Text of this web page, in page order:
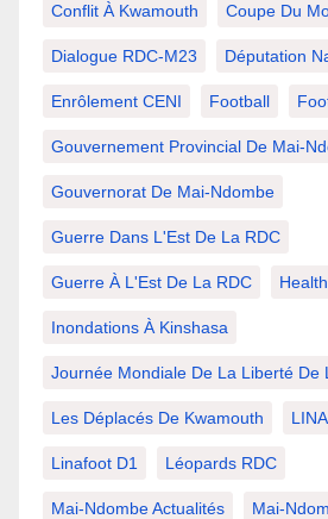
Conflit À Kwamouth Coupe Du
Dialogue RDC-M23 Députation
Enrôlement CENI Football
Gouvernement Provincial De Mai-
Gouvernorat De Mai-Ndombe
Guerre Dans L'Est De La RDC
Guerre À L'Est De La RDC Health
Inondations À Kinshasa
Journée Mondiale De La Liberté De
Les Déplacés De Kwamouth
Linafoot D1 Léopards RDC
Mai-Ndombe Actualités Mai-